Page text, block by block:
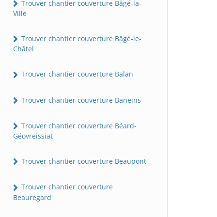
Trouver chantier couverture Bâgé-la-
Ville
Trouver chantier couverture Bâgé-le-
Châtel
Trouver chantier couverture Balan
Trouver chantier couverture Baneins
Trouver chantier couverture Béard-
Géovreissiat
Trouver chantier couverture Beaupont
Trouver chantier couverture
Beauregard